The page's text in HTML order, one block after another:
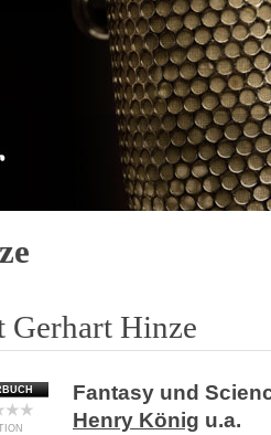
Hinze
Fantasy und
Henry König u.a.